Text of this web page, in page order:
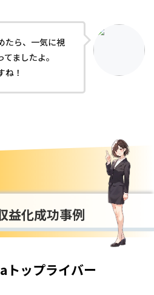
たら、一気に視
ましたよ。
ね！
益化成功事例
ップライバー